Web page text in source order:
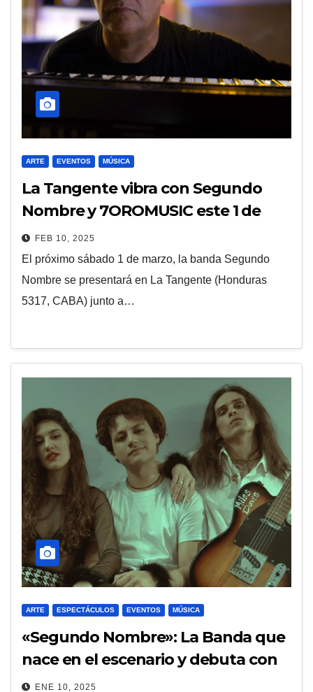
ARTE EVENTOS MÚSICA
La Tangente vibra con Segundo
Nombre y 7OROMUSIC este 1 de
marzo
FEB 10, 2025
El próximo sábado 1 de marzo, la banda Segundo
Nombre se presentará en La Tangente (Honduras
5317, CABA) junto a…
ARTE ESPECTÁCULOS EVENTOS MÚSICA
«Segundo Nombre»: La Banda que
nace en el escenario y debuta con
Gira por la Costa Atlántica
ENE 10, 2025